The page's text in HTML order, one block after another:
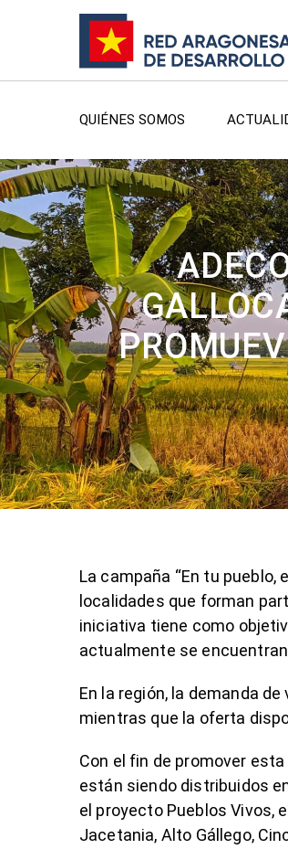
QUIÉNES SOMOS
La campaña “En tu
localidades que forman
iniciativa tiene como
actualmente se
En la región, la demanda
mientras que la oferta
Con el fin de promover
están siendo distribuidos
el proyecto Pueblos Vivos,
Jacetania, Alto Gállego,